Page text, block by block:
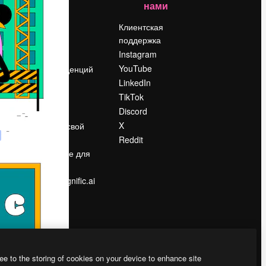
Цены
О нас
Reviews
Вакансии
Поиск тенденций
Блог
События
Slidesgo
Продайте свой
Помещение для
прессы
Ищете magnific.ai
нами
Клиентская
поддержка
Instagram
YouTube
LinkedIn
TikTok
Discord
X
Reddit
to the storing of cookies on your device to enhance site